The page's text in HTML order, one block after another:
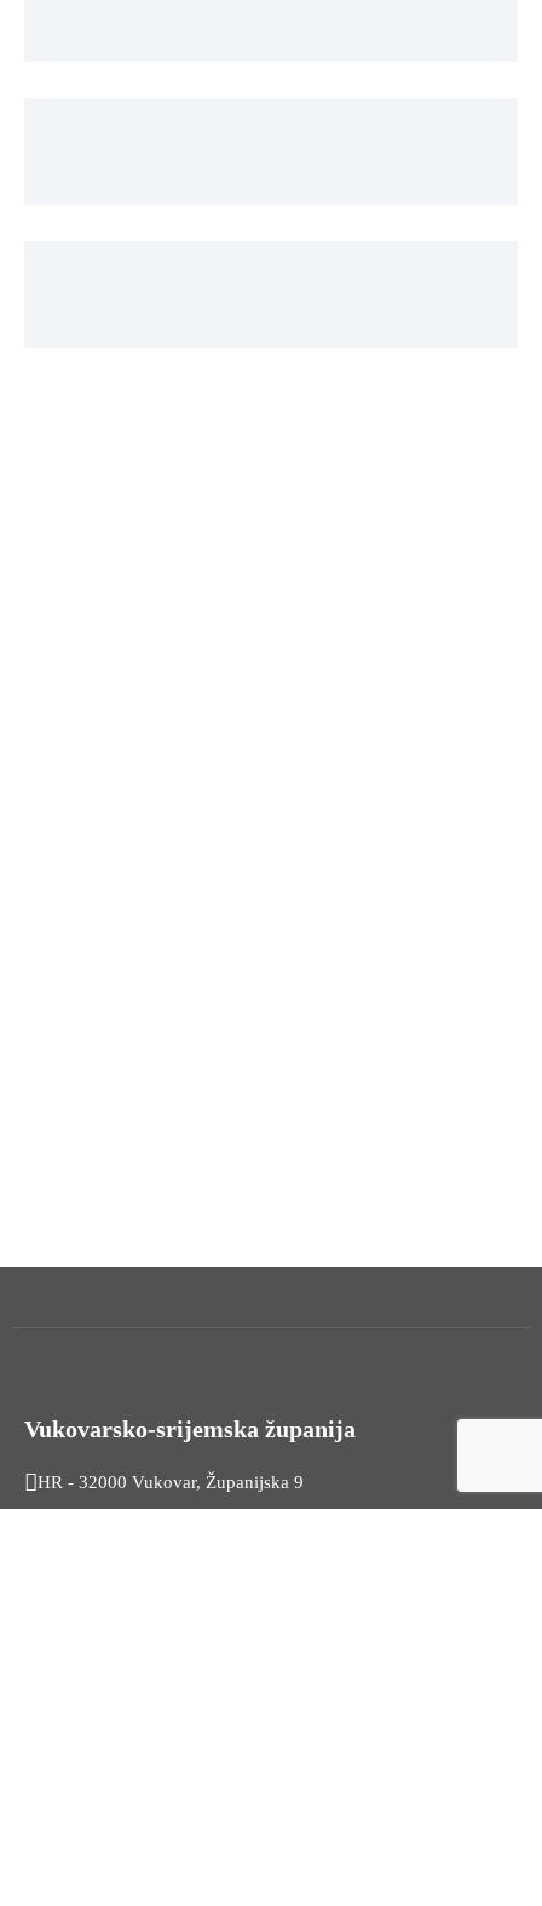
Vukovarsko-srijemska županija
HR - 32000 Vukovar, Županijska 9